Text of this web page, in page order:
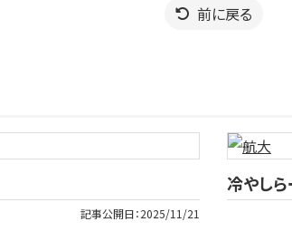
前に戻る
記事公開日：2025/11/21
冷やし